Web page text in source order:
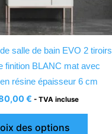
salle de bain EVO 2 tiroirs
finition BLANC mat avec
résine épaisseur 6 cm
€ - TVA incluse
des options
sur